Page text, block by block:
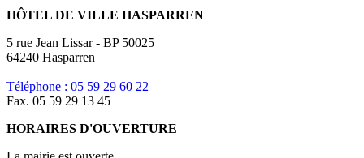
HÔTEL DE VILLE HASPARREN
5 rue Jean Lissar - BP 50025
64240 Hasparren
Téléphone : 05 59 29 60 22
Fax. 05 59 29 13 45
HORAIRES D'OUVERTURE